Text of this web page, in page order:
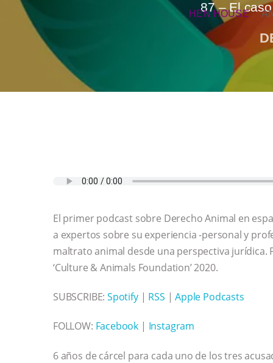
HEN HOUSE
87 – El
El primer podcast sobre Derecho Animal en
a expertos sobre su experiencia -personal y
maltrato animal desde una perspectiva jurídica.
‘Culture & Animals Foundation’ 2020.
SUBSCRIBE:Spotify| RSS |Apple Podcasts
FOLLOW: Facebook | Instagram
6 años de cárcel para cada uno de los tres